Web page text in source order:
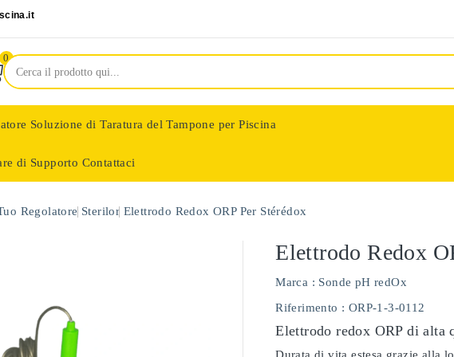
0
Soluzione di Taratura del Tampone per Piscina
di Supporto Contattaci
Regolatore Sterilor Elettrodo Redox ORP Per Stérédox
Elettrodo Redox
Marca : Sonde pH redOx
Riferimento : ORP-1-3-0112
Elettrodo redox ORP di alta